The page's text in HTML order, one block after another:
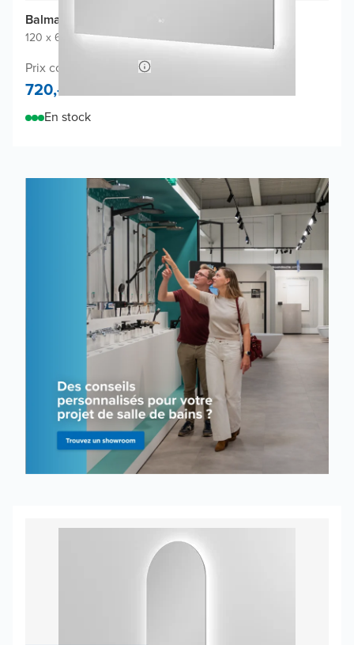
Balmani Giro Touch miroir
120 x 65 cm|Miroir sans cadre|Rectangulaire
Prix conseillé 1.380,-
720,-
En stock